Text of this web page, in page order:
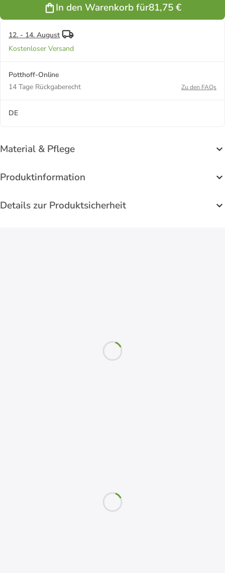
In den Warenkorb für81,75 €
12. - 14. August
Kostenloser Versand
Potthoff-Online
14 Tage Rückgaberecht
Zu den FAQs
DE
Material & Pflege
Produktinformation
Details zur Produktsicherheit